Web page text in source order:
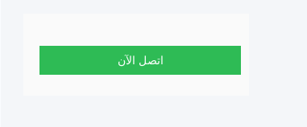
اتصل الآن